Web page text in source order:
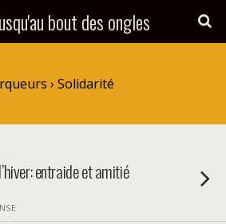
bout des ongles
› Solidarité
entraide et amitié